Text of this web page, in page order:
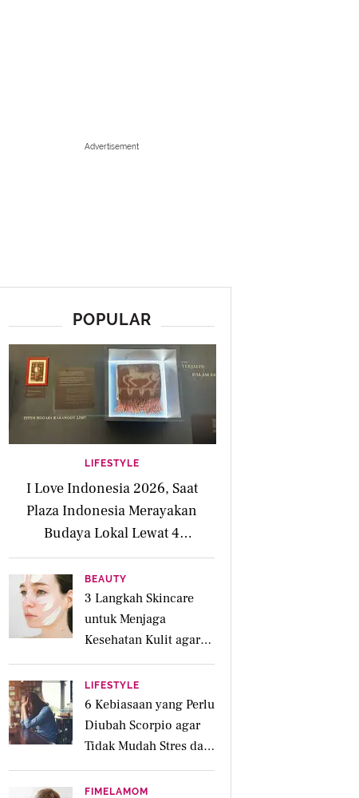
Advertisement
POPULAR
LIFESTYLE
I Love Indonesia 2026, Saat
Plaza Indonesia Merayakan
Budaya Lokal Lewat 4
Pengalaman Inspiratif
BEAUTY
3 Langkah Skincare
untuk Menjaga
Kesehatan Kulit agar
Tetap Lembap
Sepanjang Hari
LIFESTYLE
6 Kebiasaan yang Perlu
Diubah Scorpio agar
Tidak Mudah Stres dan
Tertekan
FIMELAMOM